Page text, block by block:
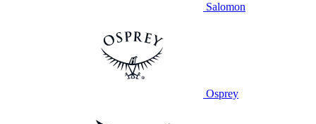
Salomon
Osprey